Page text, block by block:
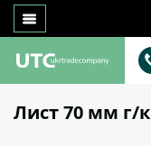
Лист 70 мм г/к